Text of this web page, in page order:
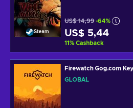
Steam
US$ 14,99 -64%
US$ 5,44
11% Cashback
Firewatch Gog.com
GLOBAL